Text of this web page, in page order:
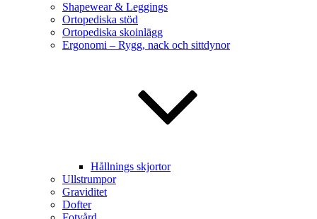
Shapewear & Leggings
Ortopediska stöd
Ortopediska skoinlägg
Ergonomi – Rygg, nack och sittdynor
Hållnings skjortor
Ullstrumpor
Graviditet
Dofter